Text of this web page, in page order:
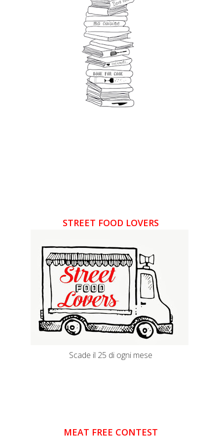
STREET FOOD LOVERS
Scade il 25 di ogni mese
MEAT FREE CONTEST